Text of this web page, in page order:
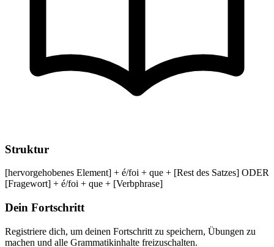
Struktur
[hervorgehobenes Element] + é/foi + que + [Rest des Satzes] ODER
[Fragewort] + é/foi + que + [Verbphrase]
Dein Fortschritt
Registriere dich, um deinen Fortschritt zu speichern, Übungen zu
machen und alle Grammatikinhalte freizuschalten.